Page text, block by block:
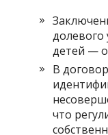
долевого
детей —
В
что